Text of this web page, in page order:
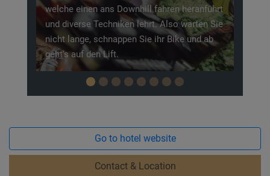
Tourismus nachgebaut wurde. Für alle die,
welche die Sage nicht kennen, lohnt sich ein
Besuch um die Geschichte hautnah
kennenzulernen.
Go to hotel website
Contact & Location